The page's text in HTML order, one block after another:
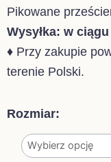
Pikowane
Wysyłka: w
♦ Przy zakupie
terenie Polski.
Rozmiar:
PRZEŚCIERADŁO